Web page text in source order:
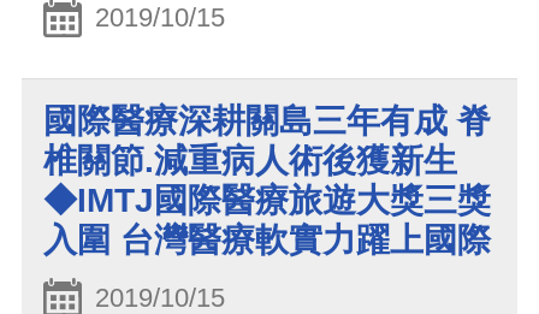
2019/10/15
國際醫療深耕關島三年有成 脊
椎關節.減重病人術後獲新生
◆IMTJ國際醫療旅遊大獎三獎
入圍 台灣醫療軟實力躍上國際
2019/10/15